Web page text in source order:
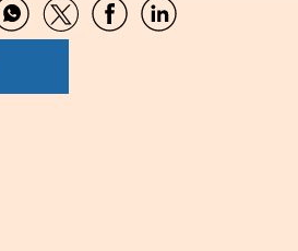
Compartir
por
Compartir
por
CompartirCompartir